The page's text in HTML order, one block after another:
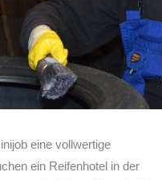
eine vollwertige
ein Reifenhotel in der